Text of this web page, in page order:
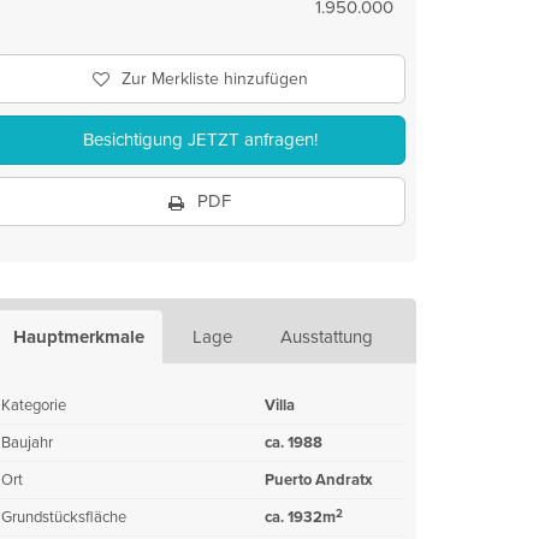
1.950.000
Zur Merkliste hinzufügen
Besichtigung JETZT anfragen!
PDF
Hauptmerkmale Lage Ausstattung
Kategorie
Villa
Baujahr
ca. 1988
Ort
Puerto Andratx
Grundstücksfläche
ca. 1932m2